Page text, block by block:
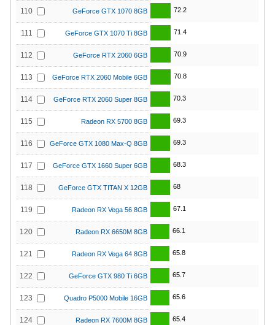
110 GeForce GTX 1070 8GB 72.2
111 GeForce GTX 1070 Ti 8GB 71.4
112 GeForce RTX 2060 6GB 70.9
113 GeForce RTX 2060 Mobile 6GB 70.8
114 GeForce RTX 2060 Super 8GB 70.3
115 Radeon RX 5700 8GB 69.3
116 GeForce GTX 1080 Max-Q 8GB 69.3
117 GeForce GTX 1660 Super 6GB 68.3
118 GeForce GTX TITAN X 12GB 68
119 Radeon RX Vega 56 8GB 67.1
120 Radeon RX 6650M 8GB 66.1
121 Radeon RX Vega 64 8GB 65.8
122 GeForce GTX 980 Ti 6GB 65.7
123 Quadro P5000 Mobile 16GB 65.6
124 Radeon RX 7600M 8GB 65.4